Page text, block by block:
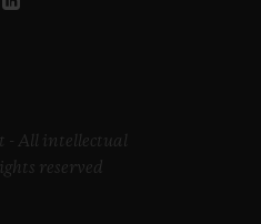
- All intellectual
reserved